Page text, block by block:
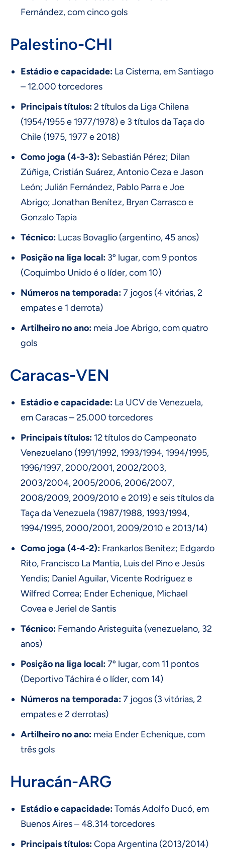
Fernández, com cinco gols
Palestino-CHI
Estádio e capacidade: La Cisterna, em Santiago
– 12.000 torcedores
Principais títulos:2 títulos da Liga Chilena
(1954/1955 e 1977/1978) e 3 títulos da Taça do
Chile (1975, 1977 e 2018)
Como joga (4-3-3): Sebastián Pérez; Dilan
Zúñiga, Cristián Suárez, Antonio Ceza e Jason
León; Julián Fernández, Pablo Parra e Joe
Abrigo; Jonathan Benítez, Bryan Carrasco e
Gonzalo Tapia
Técnico: Lucas Bovaglio (argentino, 45 anos)
Posição na liga local: 3º lugar, com 9 pontos
(Coquimbo Unido é o líder, com 10)
Números na temporada:7 jogos (4 vitórias, 2
empates e 1 derrota)
Artilheiro no ano: meia Joe Abrigo, com quatro
gols
Caracas-VEN
Estádio e capacidade: La UCV de Venezuela,
em Caracas – 25.000 torcedores
Principais títulos: 12 títulos do Campeonato
Venezuelano (1991/1992, 1993/1994, 1994/1995,
1996/1997, 2000/2001, 2002/2003,
2003/2004, 2005/2006, 2006/2007,
2008/2009, 2009/2010 e 2019) e seis títulos da
Taça da Venezuela (1987/1988, 1993/1994,
1994/1995, 2000/2001, 2009/2010 e 2013/14)
Como joga (4-4-2): Frankarlos Benítez; Edgardo
Rito, Francisco La Mantia, Luis del Pino e Jesús
Yendis; Daniel Aguilar, Vicente Rodríguez e
Wilfred Correa; Ender Echenique, Michael
Covea e Jeriel de Santis
Técnico: Fernando Aristeguita (venezuelano, 32
anos)
Posição na liga local:7º lugar, com 11 pontos
(Deportivo Táchira é o líder, com 14)
Números na temporada:7 jogos (3 vitórias, 2
empates e 2 derrotas)
Artilheiro no ano: meia Ender Echenique, com
três gols
Huracán-ARG
Estádio e capacidade:Tomás Adolfo Ducó, em
Buenos Aires – 48.314 torcedores
Principais títulos:Copa Argentina (2013/2014)